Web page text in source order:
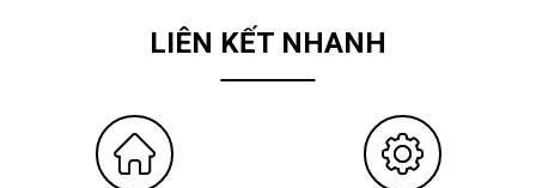
LIÊN KẾT NHANH